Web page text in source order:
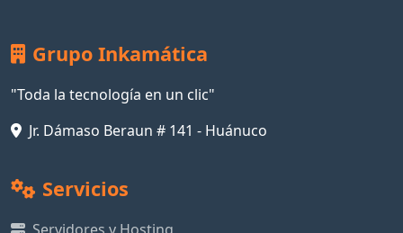
Grupo Inkamática
"Toda la tecnología en un clic"
Servicios